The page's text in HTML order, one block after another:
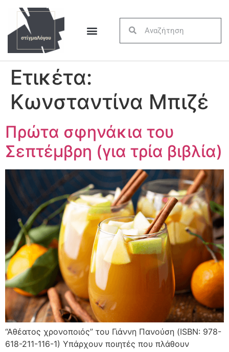
Ετικέτα:
Κωνσταντίνα Μπιζέ
Πρώτα σφηνάκια του
Σεπτέμβρη (για τρία βιβλία)
“Αθέατος χρονοποιός” του Γιάννη Πανούση (ISBN: 978-
618-211-116-1) Υπάρχουν ποιητές που πλάθουν